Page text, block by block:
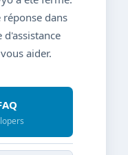
réponse dans
aider.